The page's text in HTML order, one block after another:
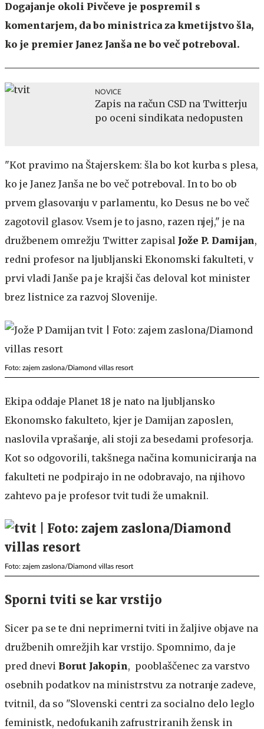
Dogajanje okoli Pivčeve je pospremil s
komentarjem, da bo ministrica za kmetijstvo šla,
ko je premier Janez Janša ne bo več potreboval.
NOVICE
Zapis na račun CSD na Twitterju
po oceni sindikata nedopusten
"Kot pravimo na Štajerskem: šla bo kot kurba s plesa,
ko je Janez Janša ne bo več potreboval. In to bo ob
prvem glasovanju v parlamentu, ko Desus ne bo več
zagotovil glasov. Vsem je to jasno, razen njej," je na
družbenem omrežju Twitter zapisal Jože P. Damijan,
redni profesor na ljubljanski Ekonomski fakulteti, v
prvi vladi Janše pa je krajši čas deloval kot minister
brez listnice za razvoj Slovenije.
Foto: zajem zaslona/Diamond villas resort
Ekipa oddaje Planet 18 je nato na ljubljansko
Ekonomsko fakulteto, kjer je Damijan zaposlen,
naslovila vprašanje, ali stoji za besedami profesorja.
Kot so odgovorili, takšnega načina komuniciranja na
fakulteti ne podpirajo in ne odobravajo, na njihovo
zahtevo pa je profesor tvit tudi že umaknil.
Foto: zajem zaslona/Diamond villas resort
Sporni tviti se kar vrstijo
Sicer pa se te dni neprimerni tviti in žaljive objave na
družbenih omrežjih kar vrstijo. Spomnimo, da je
pred dnevi Borut Jakopin, pooblaščenec za varstvo
osebnih podatkov na ministrstvu za notranje zadeve,
tvitnil, da so "Slovenski centri za socialno delo leglo
feministk, nedofukanih zafrustriranih žensk in